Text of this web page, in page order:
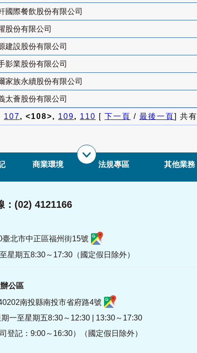
國際餐飲股份有限公司
股份有限公司
建設股份有限公司
影業股份有限公司
家族永續股份有限公司
太薈股份有限公司
107, <108>, 109, 110 [ 下一頁 / 最後一頁] 共有
商業環境 法規專區 其他業務
：(02) 4121166
臺北市中正區福州街15號
星期五8:30～17:30（國定假日除外）
公區
南投縣南投市省府路4號
一至星期五8:30～12:30 | 13:30～17:30
司登記：9:00～16:30）（國定假日除外）